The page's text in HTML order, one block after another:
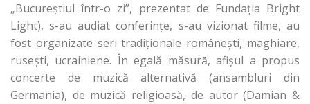
„Bucureştiul într-o zi”, prezentat de Fundaţia Bright
Light), s-au audiat conferinţe, s-au vizionat filme, au
fost organizate seri tradiţionale româneşti, maghiare,
ruseşti, ucrainiene. În egală măsură, afişul a propus
concerte de muzică alternativă (ansambluri din
Germania), de muzică religioasă, de autor (Damian &